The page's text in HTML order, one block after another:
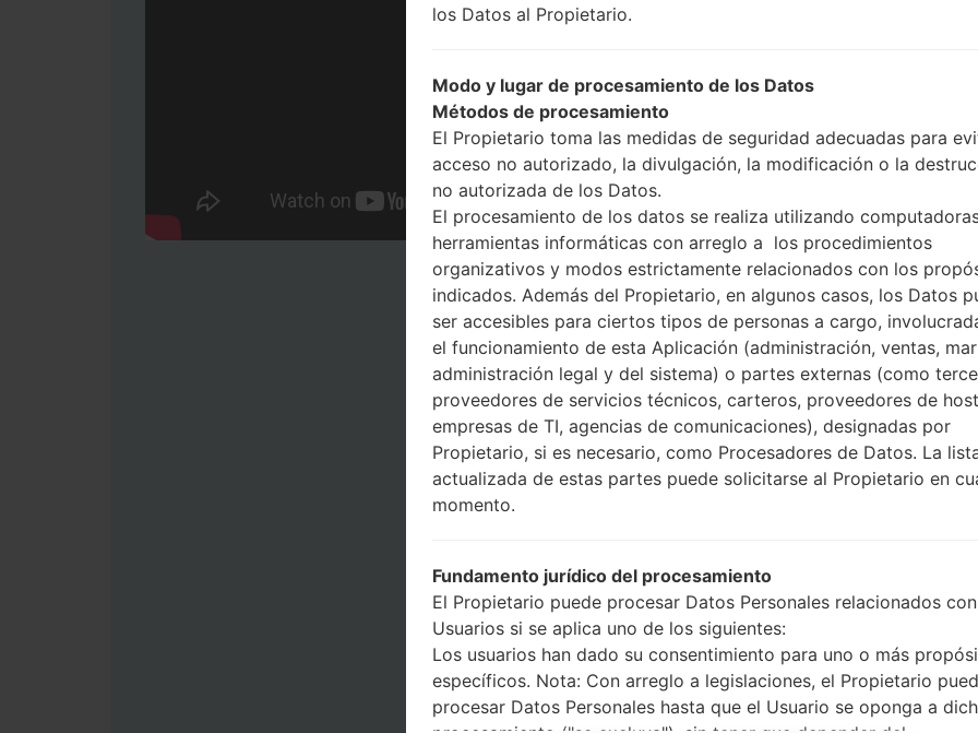
CSC _ ***: "País y
Agregue todos los
Si desea hacer clean
Ahora apague su
Cómo hacer todos los
Presione y
botón de Subir
Presione y
Bajar volumen y
Presione y
botón de Bajar
Conecte un cable
botón de Bixby y la
Presione y
Especifique solo
Automático.
Finalmente, presione
reiniciará y se
los Datos al Propietario.
Modo y lugar de procesamiento de los Datos
Métodos de procesamiento
El Propietario toma las medidas de seguridad adecuadas para
acceso no autorizado, la divulgación, la modificación o la
no autorizada de los Datos.
El procesamiento de los datos se realiza utilizando
herramientas informáticas con arreglo a los procedimientos
organizativos y modos estrictamente relacionados con los
indicados. Además del Propietario, en algunos casos, los Datos
ser accesibles para ciertos tipos de personas a cargo,
el funcionamiento de esta Aplicación (administración, ventas,
administración legal y del sistema) o partes externas (como
proveedores de servicios técnicos, carteros, proveedores de
empresas de TI, agencias de comunicaciones), designadas por
Propietario, si es necesario, como Procesadores de Datos. La
actualizada de estas partes puede solicitarse al Propietario en
momento.
Fundamento jurídico del procesamiento
El Propietario puede procesar Datos Personales relacionados
Usuarios si se aplica uno de los siguientes:
Los usuarios han dado su consentimiento para uno o más
específicos. Nota: Con arreglo a legislaciones, el Propietario
procesar Datos Personales hasta que el Usuario se oponga a